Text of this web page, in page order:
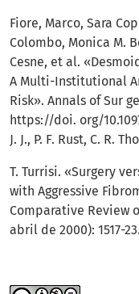
Fiore, Marco, Sara
Colombo, Monica M.
Cesne, et al.
A Multi-Institutional
Risk». Annals of Sur
https://doi. org/
J. J., P. F. Rust, C. R.
T. Turrisi. «Surgery
with Aggressive
Comparative Review
abril de 2000): 1517-23.